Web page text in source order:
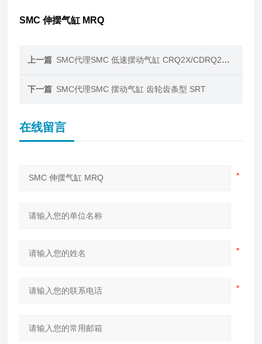
SMC 伸摆气缸 MRQ
上一篇 SMC代理SMC 低速摆动气缸 CRQ2X/CDRQ2X/MSQX
下一篇 SMC代理SMC 摆动气缸 齿轮齿条型 SRT
在线留言